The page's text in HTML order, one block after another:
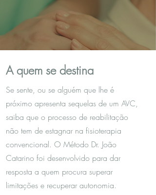
A quem se destina
Se sente, ou se alguém que lhe é
próximo apresenta sequelas de um AVC,
saiba que o processo de reabilitação
não tem de estagnar na fisioterapia
convencional. O Método Dr. João
Catarino foi desenvolvido para dar
resposta a quem procura superar
limitações e recuperar autonomia.